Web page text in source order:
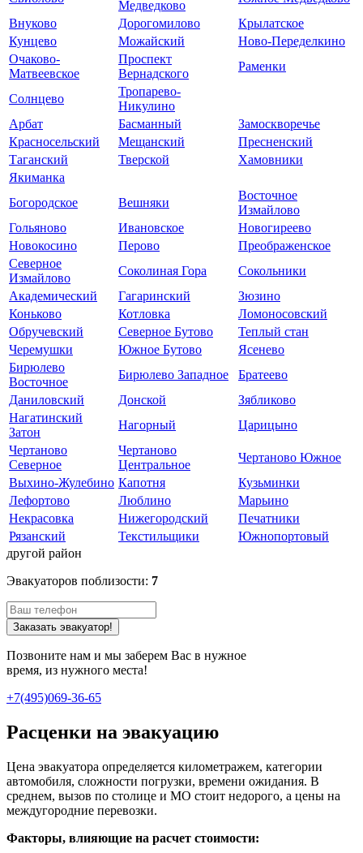
Медведково
Внуково
Дорогомилово
Крылатское
Кунцево
Можайский
Ново-Переделкино
Очаково-
Матвеевское
Проспект
Вернадского
Раменки
Солнцево
Тропарево-
Никулино
Арбат
Басманный
Замоскворечье
Красносельский
Мещанский
Пресненский
Таганский
Тверской
Хамовники
Якиманка
Богородское
Вешняки
Восточное
Измайлово
Гольяново
Ивановское
Новогиреево
Новокосино
Перово
Преображенское
Северное
Измайлово
Соколиная Гора
Сокольники
Академический
Гагаринский
Зюзино
Коньково
Котловка
Ломоносовский
Обручевский
Северное Бутово
Теплый стан
Черемушки
Южное Бутово
Ясенево
Бирюлево
Восточное
Бирюлево Западное
Братеево
Даниловский
Донской
Зябликово
Нагатинский
Затон
Нагорный
Царицыно
Чертаново
Северное
Чертаново
Центральное
Чертаново Южное
Выхино-Жулебино Капотня
Кузьминки
Лефортово
Люблино
Марьино
Некрасовка
Нижегородский
Печатники
Рязанский
Текстильщики
Южнопортовый
другой район
Эвакуаторов поблизости: 7
Заказать эвакуатор!
Позвоните нам и мы заберем Вас в нужное
время, из нужного места!
+7(495)069-36-65
Расценки на эвакуацию
Цена эвакуатора определяется километражем, категории
автомобиля, сложности погрузки, времени ожидания. В
среднем, вызов по столице и МО стоит недорого, а цены на
междугородние перевозки.
Факторы, влияющие на расчет стоимости: